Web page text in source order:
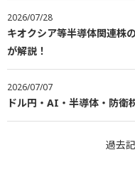
2026/07/28
キオクシア等半導体関連株
が解説！
2026/07/07
ドル円・AI・半導体・防衛
過去